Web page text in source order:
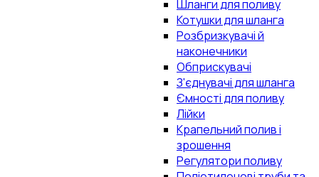
Шланги для поливу
Котушки для шланга
Розбризкувачі й
наконечники
Обприскувачі
З'єднувачі для шланга
Ємності для поливу
Лійки
Крапельний полив і
зрошення
Регулятори поливу